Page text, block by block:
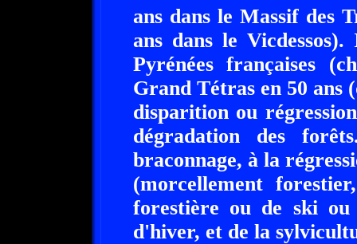
ans dans le Massif des
ans dans le
Pyrénées françaises
Grand Tétras en 50 ans
disparition ou
dégradation des
braconnage, à la
(morcellement
forestière ou de ski ou
d'hiver, et de la